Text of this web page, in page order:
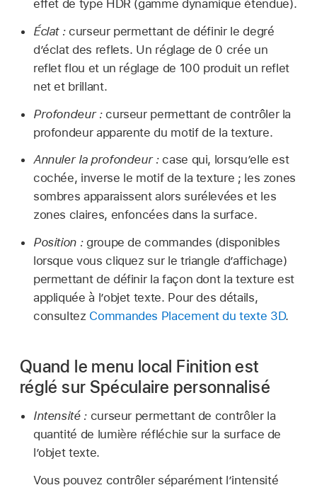
effet de type HDR (gamme dynamique étendue).
Éclat :curseur permettant de définir le degré
d’éclat des reflets. Un réglage de 0 crée un
reflet flou et un réglage de 100 produit un reflet
net et brillant.
Profondeur :curseur permettant de contrôler la
profondeur apparente du motif de la texture.
Annuler la profondeur :case qui, lorsqu’elle est
cochée, inverse le motif de la texture ; les zones
sombres apparaissent alors surélevées et les
zones claires, enfoncées dans la surface.
Position :groupe de commandes (disponibles
lorsque vous cliquez sur le triangle d’affichage)
permettant de définir la façon dont la texture est
appliquée à l’objet texte. Pour des détails,
consultez Commandes Placement du texte 3D.
Quand le menu local Finition est
réglé sur Spéculaire personnalisé
Intensité :curseur permettant de contrôler la
quantité de lumière réfléchie sur la surface de
l’objet texte.
Vous pouvez contrôler séparément l’intensité